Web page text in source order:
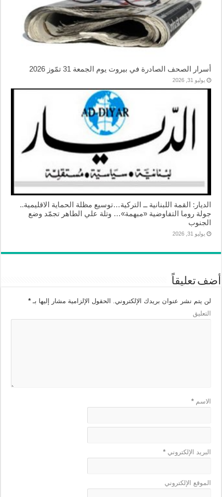
أسرار الصحف الصادرة في بيروت يوم الجمعة 31 تمّوز 2026
يوليو 31, 2026
الديار: القمة اللبنانية ــ التركية…توسيع مظلة الحماية الاقليمية..
جولة روما التفاوضية «مبهمة»… وتلة علي الطاهر تجمّد وضع
الجنوب
يوليو 31, 2026
أضف تعليقاً
لن يتم نشر عنوان بريدك الإلكتروني. الحقول الإلزامية مشار إليها بـ*
التعليق
الاسم*
البريد الإلكتروني*
الموقع الإلكتروني